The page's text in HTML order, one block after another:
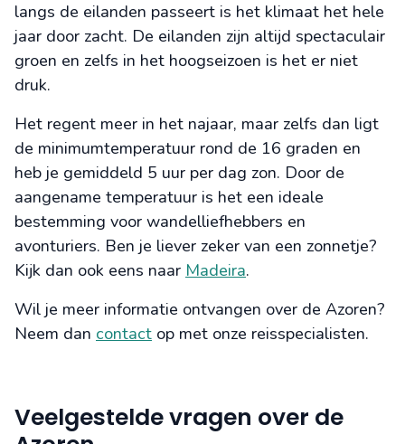
langs de eilanden passeert is het klimaat het hele
jaar door zacht. De eilanden zijn altijd spectaculair
groen en zelfs in het hoogseizoen is het er niet
druk.
Het regent meer in het najaar, maar zelfs dan ligt
de minimumtemperatuur rond de 16 graden en
heb je gemiddeld 5 uur per dag zon. Door de
aangename temperatuur is het een ideale
bestemming voor wandelliefhebbers en
avonturiers. Ben je liever zeker van een zonnetje?
Kijk dan ook eens naar Madeira.
Wil je meer informatie ontvangen over de Azoren?
Neem dan contact op met onze reisspecialisten.
Veelgestelde vragen over de